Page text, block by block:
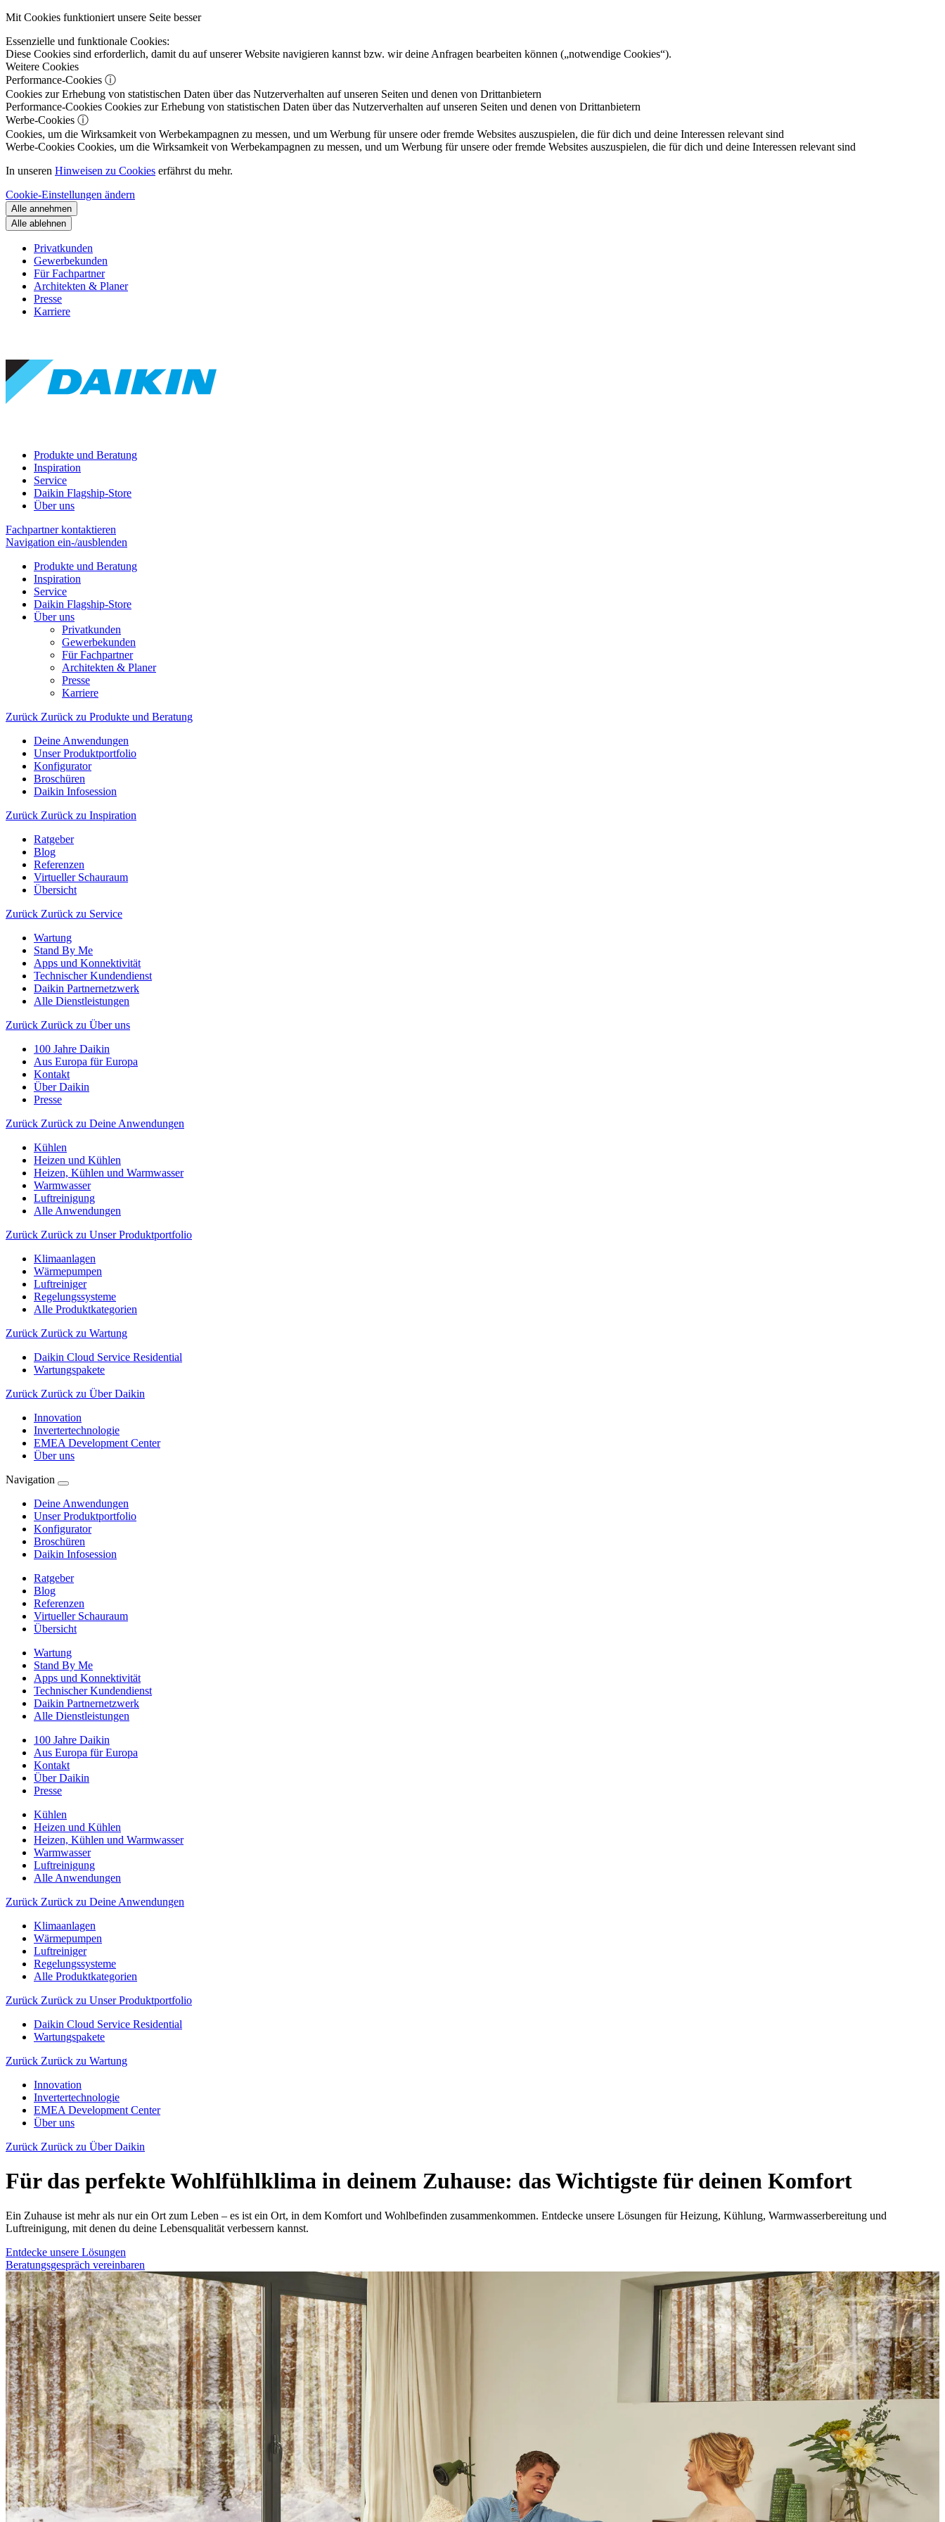
Mit Cookies funktioniert unsere Seite besser
Essenzielle und funktionale Cookies:
Diese Cookies sind erforderlich, damit du auf unserer Website navigieren kannst bzw. wir deine Anfragen bearbeiten können („notwendige Cookies“).
Weitere Cookies
Performance-Cookies ⓘ
Cookies zur Erhebung von statistischen Daten über das Nutzerverhalten auf unseren Seiten und denen von Drittanbietern
Performance-Cookies Cookies zur Erhebung von statistischen Daten über das Nutzerverhalten auf unseren Seiten und denen von Drittanbietern
Werbe-Cookies ⓘ
Cookies, um die Wirksamkeit von Werbekampagnen zu messen, und um Werbung für unsere oder fremde Websites auszuspielen, die für dich und deine Interessen relevant sind
Werbe-Cookies Cookies, um die Wirksamkeit von Werbekampagnen zu messen, und um Werbung für unsere oder fremde Websites auszuspielen, die für dich und deine Interessen relevant sind
In unseren Hinweisen zu Cookies erfährst du mehr.
Cookie-Einstellungen ändern
Alle annehmen
Alle ablehnen
Privatkunden
Gewerbekunden
Für Fachpartner
Architekten & Planer
Presse
Karriere
Produkte und Beratung
Inspiration
Service
Daikin Flagship-Store
Über uns
Fachpartner kontaktieren
Navigation ein-/ausblenden
Produkte und Beratung
Inspiration
Service
Daikin Flagship-Store
Über uns
Privatkunden
Gewerbekunden
Für Fachpartner
Architekten & Planer
Presse
Karriere
Zurück Zurück zu Produkte und Beratung
Deine Anwendungen
Unser Produktportfolio
Konfigurator
Broschüren
Daikin Infosession
Zurück Zurück zu Inspiration
Ratgeber
Blog
Referenzen
Virtueller Schauraum
Übersicht
Zurück Zurück zu Service
Wartung
Stand By Me
Apps und Konnektivität
Technischer Kundendienst
Daikin Partnernetzwerk
Alle Dienstleistungen
Zurück Zurück zu Über uns
100 Jahre Daikin
Aus Europa für Europa
Kontakt
Über Daikin
Presse
Zurück Zurück zu Deine Anwendungen
Kühlen
Heizen und Kühlen
Heizen, Kühlen und Warmwasser
Warmwasser
Luftreinigung
Alle Anwendungen
Zurück Zurück zu Unser Produktportfolio
Klimaanlagen
Wärmepumpen
Luftreiniger
Regelungssysteme
Alle Produktkategorien
Zurück Zurück zu Wartung
Daikin Cloud Service Residential
Wartungspakete
Zurück Zurück zu Über Daikin
Innovation
Invertertechnologie
EMEA Development Center
Über uns
Navigation
Deine Anwendungen
Unser Produktportfolio
Konfigurator
Broschüren
Daikin Infosession
Ratgeber
Blog
Referenzen
Virtueller Schauraum
Übersicht
Wartung
Stand By Me
Apps und Konnektivität
Technischer Kundendienst
Daikin Partnernetzwerk
Alle Dienstleistungen
100 Jahre Daikin
Aus Europa für Europa
Kontakt
Über Daikin
Presse
Kühlen
Heizen und Kühlen
Heizen, Kühlen und Warmwasser
Warmwasser
Luftreinigung
Alle Anwendungen
Zurück Zurück zu Deine Anwendungen
Klimaanlagen
Wärmepumpen
Luftreiniger
Regelungssysteme
Alle Produktkategorien
Zurück Zurück zu Unser Produktportfolio
Daikin Cloud Service Residential
Wartungspakete
Zurück Zurück zu Wartung
Innovation
Invertertechnologie
EMEA Development Center
Über uns
Zurück Zurück zu Über Daikin
Für das perfekte Wohlfühlklima in deinem Zuhause: das Wichtigste für deinen Komfort
Ein Zuhause ist mehr als nur ein Ort zum Leben – es ist ein Ort, in dem Komfort und Wohlbefinden zusammenkommen. Entdecke unsere Lösungen für Heizung, Kühlung, Warmwasserbereitung und
Luftreinigung, mit denen du deine Lebensqualität verbessern kannst.
Entdecke unsere Lösungen
Beratungsgespräch vereinbaren